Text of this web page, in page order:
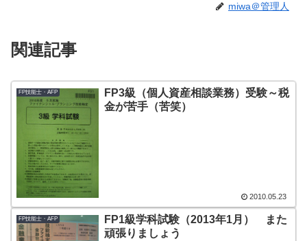
miwa＠管理人
関連記事
FP技能士・AFP
FP3級（個人資産相談業務）受験～税
金が苦手（苦笑）
2010.05.23
FP技能士・AFP
FP1級学科試験（2013年1月） また
頑張りましょう